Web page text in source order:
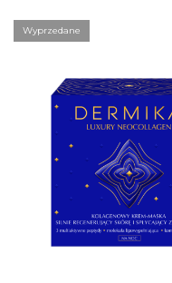
the
end
images
Wyprzedane